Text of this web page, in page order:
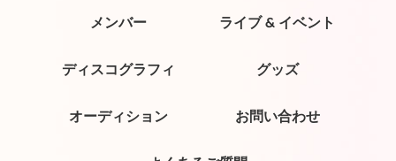
メンバー ライブ & イベント
ディスコグラフィ グッズ
オーディション お問い合わせ